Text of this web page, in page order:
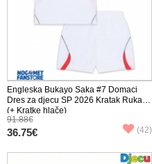
Engleska Bukayo Saka #7 Domaci
Dres za djecu SP 2026 Kratak Rukav
(+ Kratke hlače)
91.88€
36.75€ (42)